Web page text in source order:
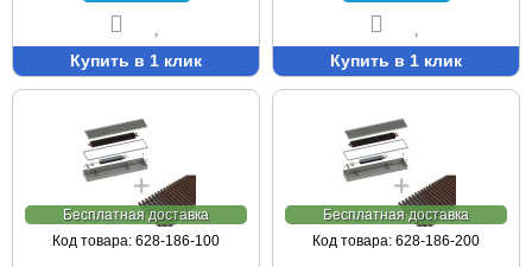
Купить в 1 клик Купить в 1 клик
Бесплатная доставка
Код товара: 628-186-100
Бесплатная доставка
Код товара: 628-186-200